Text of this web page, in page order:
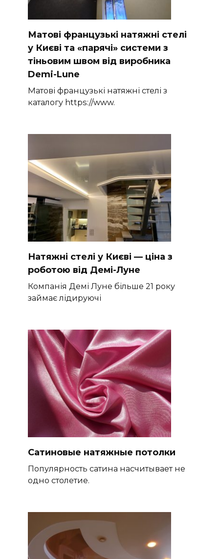
Матові французькі натяжні стелі
у Києві та «парячі» системи з
тіньовим швом від виробника
Demi-Lune
Матові французькі натяжні стелі з
каталогу https://www.
Натяжні стелі у Києві — ціна з
роботою від Демі-Луне
Компанія Демі Луне більше 21 року
займає лідируючі
Сатиновые натяжные потолки
Популярность сатина насчитывает не
одно столетие.